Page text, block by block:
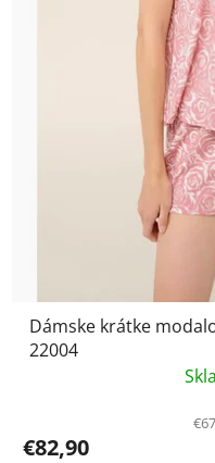
Dámske krátke
22004
€82,90